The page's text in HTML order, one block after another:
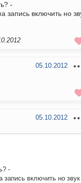
-
запись включить но
05.10.2012
05.10.2012
-
запись включить но звук